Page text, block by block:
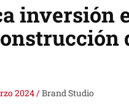
inversión
2024/Brand Studio